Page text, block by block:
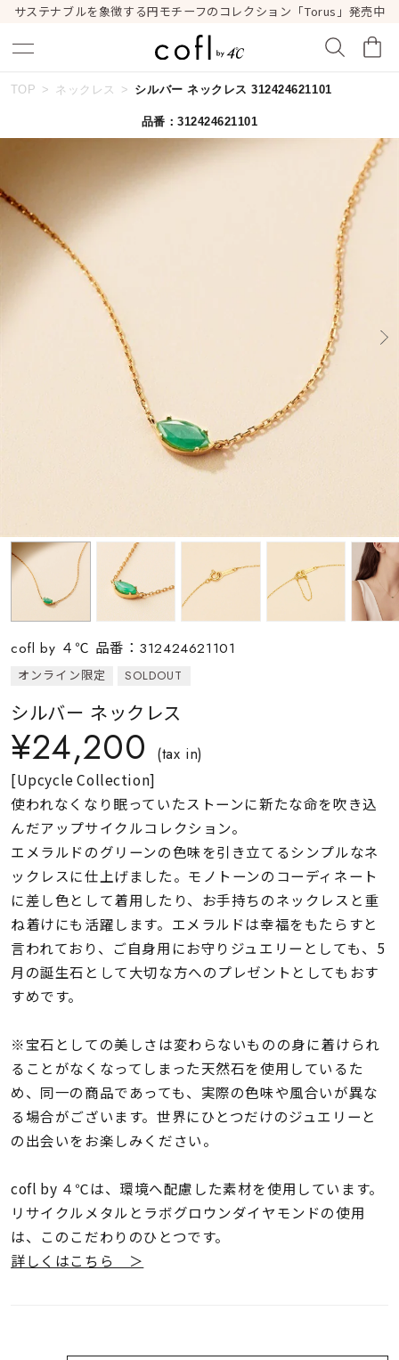
サステナブルを象徴する円モチーフのコレクション「Torus」発売中
キーワードで検索する
人気検索キーワード
#ペア
#ダイヤモンド ネックレス
cofl by ４℃
すべてのジュエリー
誕生石
モチーフ
石の色
ファッションテイス
ト
着用シーン
コレクション
レディース
リングサイズ
～
メンズ
価格 ¥0
TOP ネックレス シルバー ネックレス 312424621101
品番：312424621101
cofl by ４℃ 品番：312424621101
オンライン限定 SOLDOUT
シルバー ネックレス
¥24,200 (tax in)
[Upcycle Collection]
使われなくなり眠っていたストーンに新たな命を吹き込
んだアップサイクルコレクション。
エメラルドのグリーンの色味を引き立てるシンプルなネ
ックレスに仕上げました。モノトーンのコーディネート
に差し色として着用したり、お手持ちのネックレスと重
ね着けにも活躍します。エメラルドは幸福をもたらすと
言われており、ご自身用にお守りジュエリーとしても、5
月の誕生石として大切な方へのプレゼントとしてもおす
すめです。
※宝石としての美しさは変わらないものの身に着けられ
ることがなくなってしまった天然石を使用しているた
め、同一の商品であっても、実際の色味や風合いが異な
る場合がございます。世界にひとつだけのジュエリーと
の出会いをお楽しみください。
cofl by ４℃は、環境へ配慮した素材を使用しています。
リサイクルメタルとラボグロウンダイヤモンドの使用
は、このこだわりのひとつです。
詳しくはこちら ＞